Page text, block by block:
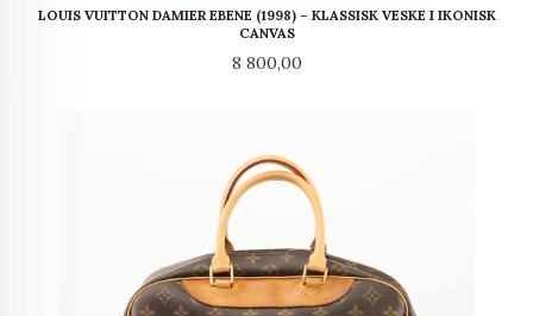
LOUIS VUITTON DAMIER EBENE (1998) – KLASSISK VESKE I IKONISK
CANVAS
Pris
8 800,00